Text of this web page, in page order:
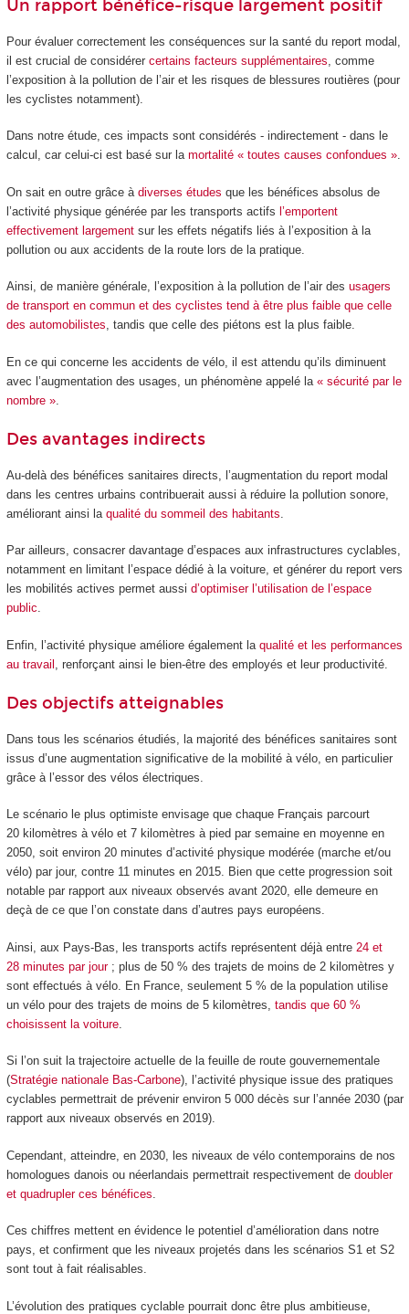
Un rapport bénéfice-risque largement positif
Pour évaluer correctement les conséquences sur la santé du report modal,
il est crucial de considérer certains facteurs supplémentaires , comme
l’exposition à la pollution de l’air et les risques de blessures routières (pour
les cyclistes notamment).
Dans notre étude, ces impacts sont considérés - indirectement - dans le
calcul, car celui-ci est basé sur la mortalité « toutes causes confondues ».
On sait en outre grâce à diverses études que les bénéfices absolus de
l’activité physique générée par les transports actifs l’emportent
effectivement largementsur les effets négatifs liés à l’exposition à la
pollution ou aux accidents de la route lors de la pratique.
Ainsi, de manière générale, l’exposition à la pollution de l’air des usagers
de transport en commun et des cyclistes tend à être plus faible que celle
des automobilistes, tandis que celle des piétons est la plus faible.
En ce qui concerne les accidents de vélo, il est attendu qu’ils diminuent
avec l’augmentation des usages, un phénomène appelé la « sécurité par le
nombre ».
Des avantages indirects
Au-delà des bénéfices sanitaires directs, l’augmentation du report modal
dans les centres urbains contribuerait aussi à réduire la pollution sonore,
améliorant ainsi la qualité du sommeil des habitants
Par ailleurs, consacrer davantage d’espaces aux infrastructures cyclables,
notamment en limitant l’espace dédié à la voiture, et générer du report vers
les mobilités actives permet aussi d’optimiser l’utilisation de l’espace
public.
Enfin, l’activité physique améliore également la qualité et les performances
au travail , renforçant ainsi le bien-être des employés et leur productivité.
Des objectifs atteignables
Dans tous les scénarios étudiés, la majorité des bénéfices sanitaires sont
issus d’une augmentation significative de la mobilité à vélo, en particulier
grâce à l’essor des vélos électriques.
Le scénario le plus optimiste envisage que chaque Français parcourt
20 kilomètres à vélo et 7 kilomètres à pied par semaine en moyenne en
2050, soit environ 20 minutes d’activité physique modérée (marche et/ou
vélo) par jour, contre 11 minutes en 2015. Bien que cette progression soit
notable par rapport aux niveaux observés avant 2020, elle demeure en
deçà de ce que l’on constate dans d’autres pays européens.
Ainsi, aux Pays-Bas, les transports actifs représentent déjà entre 24 et
28 minutes par jour; plus de 50 % des trajets de moins de 2 kilomètres y
sont effectués à vélo. En France, seulement 5 % de la population utilise
un vélo pour des trajets de moins de 5 kilomètres, tandis que 60 %
choisissent la voiture.
Si l’on suit la trajectoire actuelle de la feuille de route gouvernementale
(Stratégie nationale Bas-Carbone), l’activité physique issue des pratiques
cyclables permettrait de prévenir environ 5 000 décès sur l’année 2030 (par
rapport aux niveaux observés en 2019).
Cependant, atteindre, en 2030, les niveaux de vélo contemporains de nos
homologues danois ou néerlandais permettrait respectivement de doubler
et quadrupler ces bénéfices
Ces chiffres mettent en évidence le potentiel d’amélioration dans notre
pays, et confirment que les niveaux projetés dans les scénarios S1 et S2
sont tout à fait réalisables.
L’évolution des pratiques cyclable pourrait donc être plus ambitieuse,